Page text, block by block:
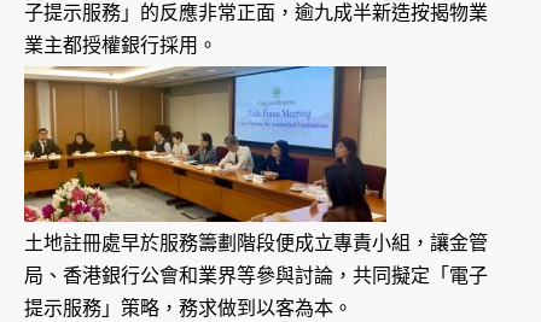
子提示服務」的反應非常正面，逾九成半新造按揭物業
業主都授權銀行採用。
土地註冊處早於服務籌劃階段便成立專責小組，讓金管
局、香港銀行公會和業界等參與討論，共同擬定「電子
提示服務」策略，務求做到以客為本。